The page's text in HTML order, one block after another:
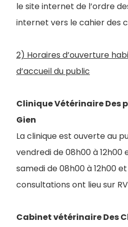
le site internet de l’ordre
internet vers le cahier des
2) Horaires d’ouverture
d’accueil du public
Clinique Vétérinaire Des
Gien
La clinique est ouverte au
vendredi de 08h00 à 12h00
samedi de 08h00 à 12h00 et
consultations ont lieu sur
Cabinet vétérinaire Des